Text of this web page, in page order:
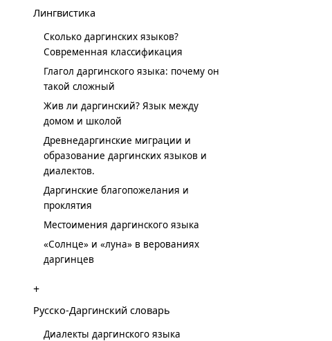
Лингвистика
Сколько даргинских языков?
Современная классификация
Глагол даргинского языка: почему он
такой сложный
Жив ли даргинский? Язык между
домом и школой
Древнедаргинские миграции и
образование даргинских языков и
диалектов.
Даргинские благопожелания и
проклятия
Местоимения даргинского языка
«Солнце» и «луна» в верованиях
даргинцев
+
Русско-Даргинский словарь
Диалекты даргинского языка